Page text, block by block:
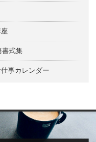
書式集
事カレンダー